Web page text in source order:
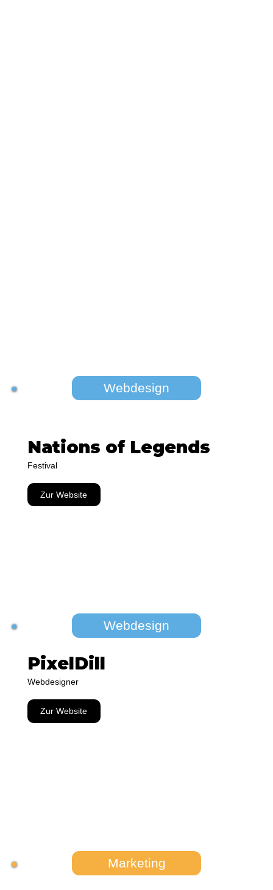
PixelDill
Webdesigner
Zur Website
Webdesign
Nations of Legends
Festival
Zur Website
Webdesign
Marketing